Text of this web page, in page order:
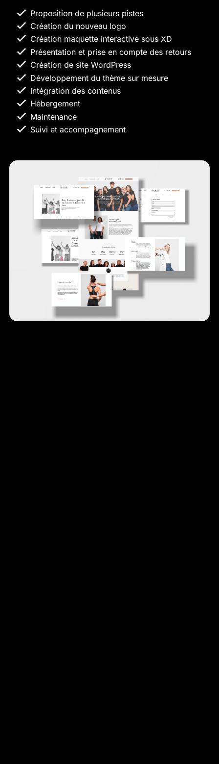
Proposition de plusieurs pistes
Création du nouveau logo
Création maquette interactive sous XD
Présentation et prise en compte des retours
Création de site WordPress
Développement du thème sur mesure
Intégration des contenus
Hébergement
Maintenance
Suivi et accompagnement